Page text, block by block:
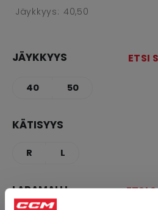
Jäykkyys: 40,50
JÄYKKYYS ETSI
40 50
KÄTISYYS
R L
LAPAMALLI ETSI